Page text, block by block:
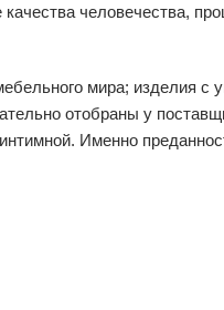
человечества,
мира; изделия с
отобраны у
Именно